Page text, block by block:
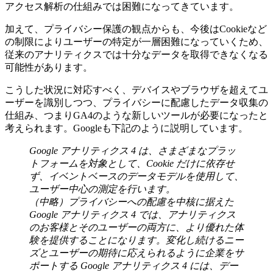
アクセス解析の仕組みでは困難になってきています。
加えて、プライバシー保護の観点からも、今後はCookieなど
の制限によりユーザーの特定が一層困難になっていくため、
従来のアナリティクスでは十分なデータを取得できなくなる
可能性があります。
こうした状況に対応すべく、デバイスやブラウザを超えてユ
ーザーを識別しつつ、プライバシーに配慮したデータ収集の
仕組み、つまりGA4のような新しいツールが必要になったと
考えられます。Googleも下記のように説明しています。
Google アナリティクス 4 は、さまざまなプラッ
トフォームを対象として、Cookie だけに依存せ
ず、イベントベースのデータモデルを使用して、
ユーザー中心の測定を行います。
（中略）プライバシーへの配慮を中核に据えた
Google アナリティクス 4 では、アナリティクス
のお客様とそのユーザーの両方に、より優れた体
験を提供することになります。変化し続けるニー
ズとユーザーの期待に応えられるように企業をサ
ポートする Google アナリティクス 4 には、デー